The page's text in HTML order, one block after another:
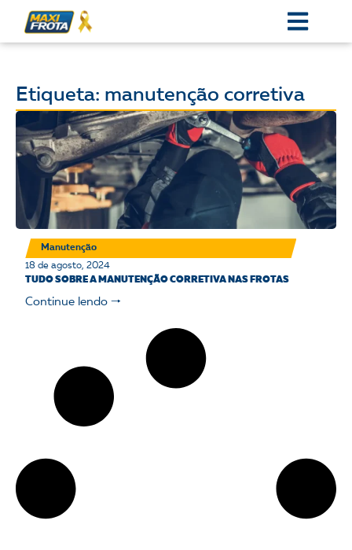
Etiqueta: manutenção corretiva
Manutenção
18 de agosto, 2024
TUDO SOBRE A MANUTENÇÃO CORRETIVA NAS FROTAS
Continue lendo 🠒